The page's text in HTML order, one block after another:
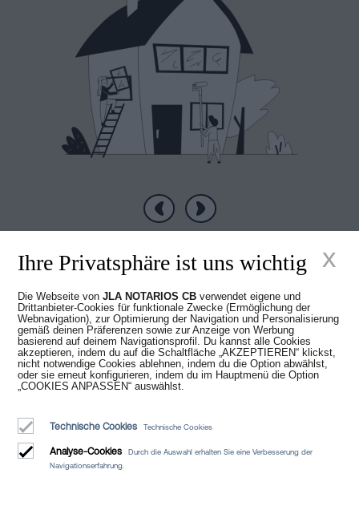
VorherigeNächste
Neue Zeiten im
Notariat
Ihre Privatsphäre ist uns wichtig
Die Webseite vonJLA NOTARIOS CB verwendet eigene und
Drittanbieter-Cookies für funktionale Zwecke (Ermöglichung der
Webnavigation), zur Optimierung der Navigation und Personalisierung
gemäß deinen Präferenzen sowie zur Anzeige von Werbung
basierend auf deinem Navigationsprofil. Du kannst alle Cookies
akzeptieren, indem du auf die Schaltfläche „AKZEPTIEREN“ klickst,
nicht notwendige Cookies ablehnen, indem du die Option abwählst,
oder sie erneut konfigurieren, indem du im Hauptmenü die Option
„COOKIES ANPASSEN“ auswählst.
Technische Cookies Technische Cookies
Analyse-Cookies
Durch die Auswahl erhalten Sie eine Verbesserung der
Navigationserfahrung.
x